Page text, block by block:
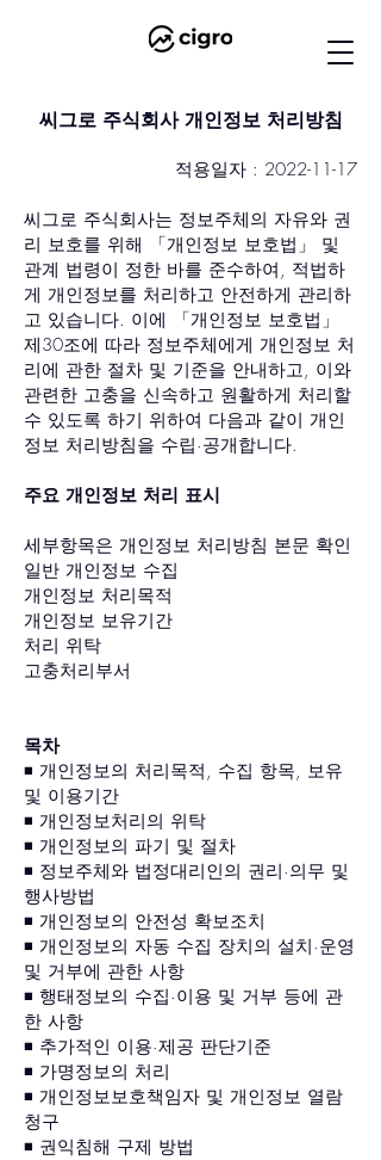
씨그로 주식회사 개인정보 처리방침
적용일자 : 2022-11-17
씨그로 주식회사는 정보주체의 자유와 권
리 보호를 위해 「개인정보 보호법」 및
관계 법령이 정한 바를 준수하여, 적법하
게 개인정보를 처리하고 안전하게 관리하
고 있습니다. 이에 「개인정보 보호법」
제30조에 따라 정보주체에게 개인정보 처
리에 관한 절차 및 기준을 안내하고, 이와
관련한 고충을 신속하고 원활하게 처리할
수 있도록 하기 위하여 다음과 같이 개인
정보 처리방침을 수립·공개합니다.
주요 개인정보 처리 표시
세부항목은 개인정보 처리방침 본문 확인
일반 개인정보 수집
개인정보 처리목적
개인정보 보유기간
처리 위탁
고충처리부서
목차
◾️ 개인정보의 처리목적, 수집 항목, 보유
및 이용기간
◾️ 개인정보처리의 위탁
◾️ 개인정보의 파기 및 절차
◾️ 정보주체와 법정대리인의 권리·의무 및
행사방법
◾️ 개인정보의 안전성 확보조치
◾️ 개인정보의 자동 수집 장치의 설치·운영
및 거부에 관한 사항
◾️ 행태정보의 수집·이용 및 거부 등에 관
한 사항
◾️ 추가적인 이용·제공 판단기준
◾️ 가명정보의 처리
◾️ 개인정보보호책임자 및 개인정보 열람
청구
◾️ 권익침해 구제 방법